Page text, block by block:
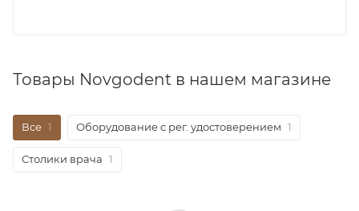
Товары Novgodent в нашем магазине
Все 1 Оборудование с рег. удостоверением 1
Столики врача 1